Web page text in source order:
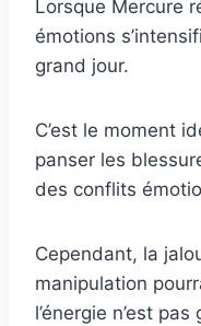
Lorsque Mercure
émotions
grand jour.
C’est le moment
panser les
des conflits
Cependant, la
manipulation
l’énergie n’est